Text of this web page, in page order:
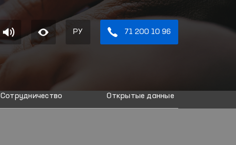
РУ 71 200 10 96
Сотрудничество Открытые данные